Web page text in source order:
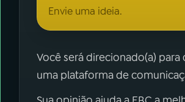
Envie uma ideia.
Você será direcionado(a) para
uma plataforma de